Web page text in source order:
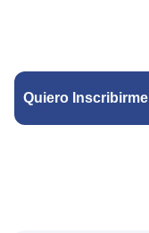
Quiero Inscribirme